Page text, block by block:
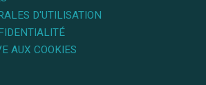
D'UTILISATION
AUX COOKIES